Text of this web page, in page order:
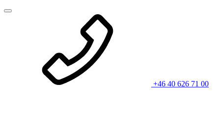
+46 40 626 71 00